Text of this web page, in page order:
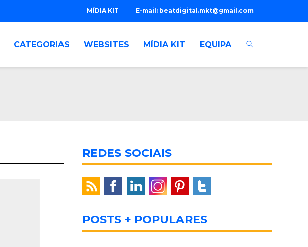
E-mail: beatdigital.mkt@gmail.com
MÍDIA KIT
CATEGORIAS WEBSITES MÍDIA KIT EQUIPA
REDES SOCIAIS
POSTS + POPULARES